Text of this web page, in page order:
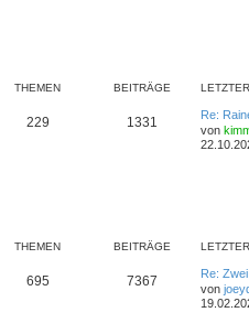
THEMEN BEITRÄGE
229 1331
Re:
von
THEMEN BEITRÄGE
695 7367
Re:
von